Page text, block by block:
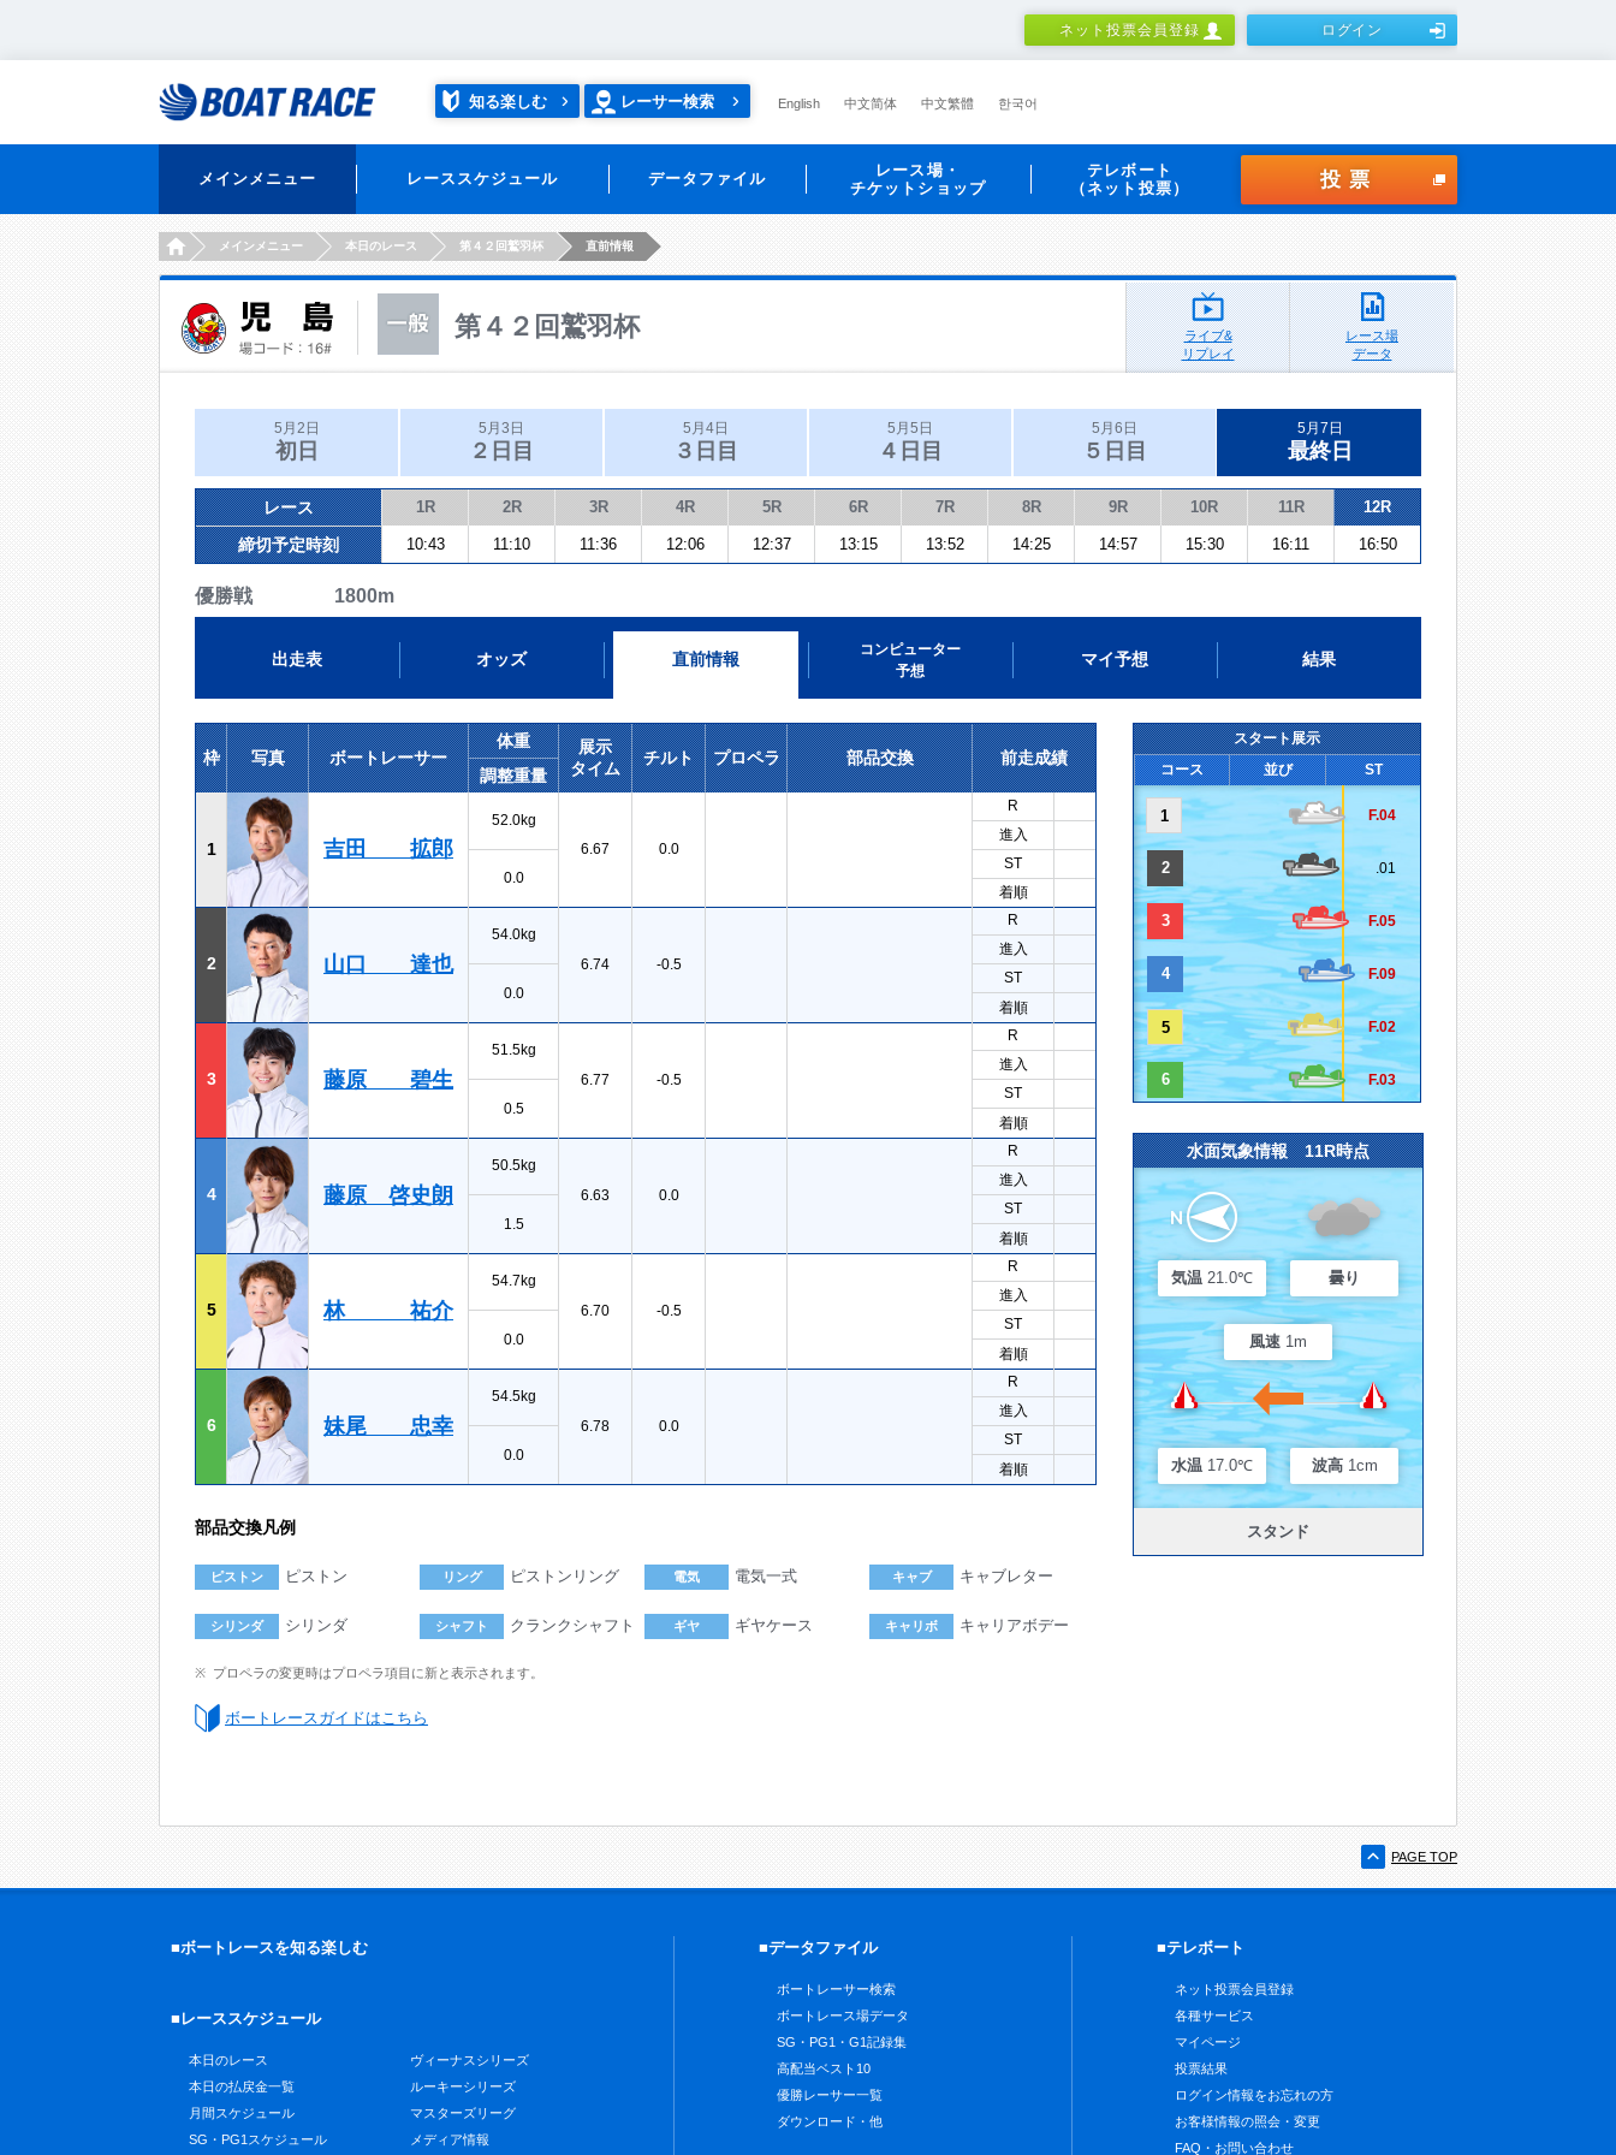
ネット投票会員登録 ログイン
知る楽しむ レーサー検索 English 中文简体 中文繁體 한국어
メインメニュー レーススケジュール データファイル
レース場・
チケットショップ
テレボート
（ネット投票）
投票
HOMEメインメニュー 本日のレース 第４２回鷲羽杯 直前情報
第４２回鷲羽杯
ライブ&
リプレイ
レース場
データ
5月2日
初日
5月3日
２日目
5月4日
３日目
5月5日
４日目
5月6日
５日目
5月7日
最終日
レース 1R 2R 3R 4R 5R 6R 7R 8R 9R 10R 11R 12R
締切予定時刻 10:43 11:10 11:36 12:06 12:37 13:15 13:52 14:25 14:57 15:30 16:11 16:50
優勝戦 1800m
出走表 オッズ 直前情報
コンピューター
予想
マイ予想 結果
枠 写真 ボートレーサー
体重
展示
タイム
チルト プロペラ 部品交換
前走成績
調整重量
1 吉田 拡郎
52.0kg
6.67
0.0
R
進入
0.0
ST
着順
2 山口 達也
54.0kg
6.74
-0.5
R
進入
0.0
ST
着順
3 藤原 碧生
51.5kg
6.77
-0.5
R
進入
0.5
ST
着順
4 藤原 啓史朗
50.5kg
6.63
0.0
R
進入
1.5
ST
着順
5 林 祐介
54.7kg
6.70
-0.5
R
進入
0.0
ST
着順
6 妹尾 忠幸
54.5kg
6.78
0.0
R
進入
0.0
ST
着順
部品交換凡例
ピストン ピストン リング ピストンリング 電気 電気一式 キャブ キャブレター
シリンダ シリンダ シャフト クランクシャフト ギヤ ギヤケース キャリボ キャリアボデー
プロペラの変更時はプロペラ項目に新と表示されます。
ボートレースガイドはこちら
スタート展示
コース
並び ST
1 F.04
2 .01
3 F.05
4 F.09
5 F.02
6 F.03
水面気象情報 11R時点
気温 21.0℃ 曇り
風速 1m
水温 17.0℃ 波高 1cm
スタンド
PAGE TOP
■ボートレースを知る楽しむ
■レーススケジュール
本日のレース
本日の払戻金一覧
月間スケジュール
SG・PG1スケジュール
ヴィーナスシリーズ
ルーキーシリーズ
マスターズリーグ
メディア情報
■データファイル
ボートレーサー検索
ボートレース場データ
SG・PG1・G1記録集
高配当ベスト10
優勝レーサー一覧
ダウンロード・他
■テレボート
ネット投票会員登録
各種サービス
マイページ
投票結果
ログイン情報をお忘れの方
お客様情報の照会・変更
FAQ・お問い合わせ